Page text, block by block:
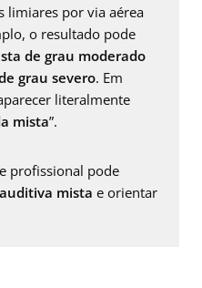
limiares por via aérea
o resultado pode
de grau moderado
grau severo. Em
literalmente
mista”.
profissional pode
mista e orientar